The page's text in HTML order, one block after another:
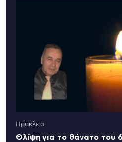
Ηράκλειο
Θλίψη για το θάνατο του